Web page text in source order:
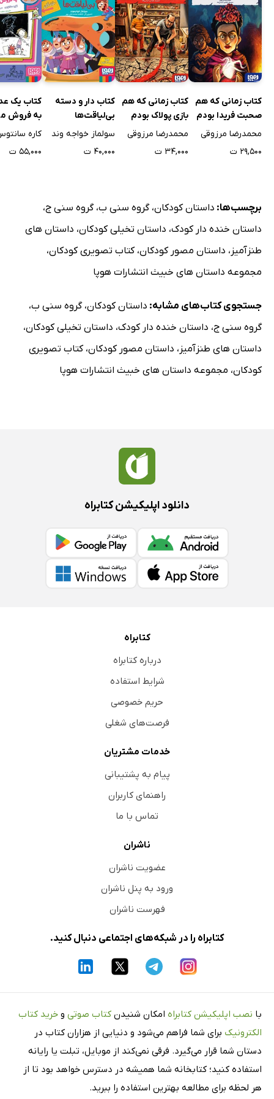
کتاب زمانی که هم
صحبت فریدا بودم
محمدرضا مرزوقی
۲۹,۵۰۰ ت
کتاب زمانی که هم
بازی پولاک بودم
محمدرضا مرزوقی
۳۴,۰۰۰ ت
کتاب دار و دسته
بی‌لیاقت‌ها
سولماز خواجه وند
۴۰,۰۰۰ ت
کتاب یک
به فروش
کاره
۵۵,۰۰۰ ت
برچسب‌ها: داستان کودکان،گروه سنی ب،گروه سنی ج،
داستان خنده دار کودک، داستان تخیلی کودکان، داستان های
طنزآمیز ، داستان مصور کودکان،کتاب تصویری کودکان،
مجموعه داستان های خبیث انتشارات هوپا
جستجوی کتاب‌های مشابه: داستان کودکان،گروه سنی ب،
گروه سنی ج، داستان خنده دار کودک، داستان تخیلی کودکان،
داستان های طنزآمیز ، داستان مصور کودکان،کتاب تصویری
کودکان، مجموعه داستان های خبیث انتشارات هوپا
دانلود اپلیکیشن کتابراه
کتابراه
درباره کتابراه
شرایط استفاده
حریم خصوصی
فرصت‌های شغلی
خدمات مشتریان
پیام به پشتیبانی
راهنمای کاربران
تماس با ما
ناشران
عضویت ناشران
ورود به پنل ناشران
فهرست ناشران
کتابراه را در شبکه‌های اجتماعی دنبال کنید.
با نصب اپلیکیشن کتابراه امکان شنیدن کتاب صوتی و خرید کتاب
الکترونیک برای شما فراهم می‌شود و دنیایی از هزاران کتاب در
دستان شما قرار می‌گیرد. فرقی نمی‌کند از موبایل، تبلت یا رایانه
استفاده کنید؛ کتابخانه شما همیشه در دسترس خواهد بود تا از
هر لحظه برای مطالعه بهترین استفاده را ببرید.